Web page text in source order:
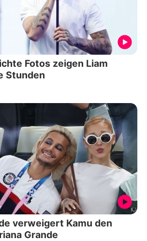
Fotos zeigen Liam
Stunden
verweigert Kamu den
Grande